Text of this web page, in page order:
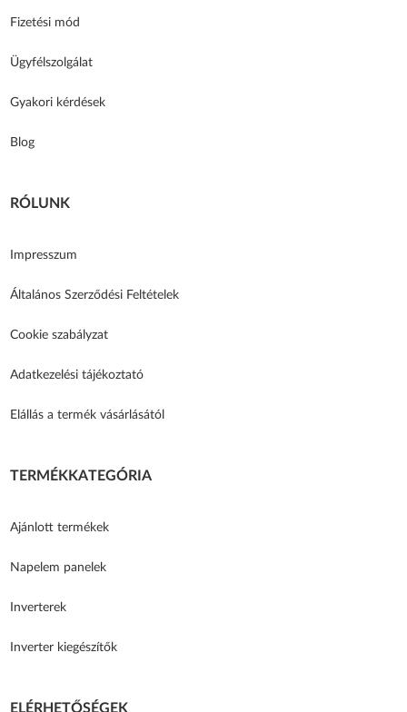
Fizetési mód
Ügyfélszolgálat
Gyakori kérdések
Blog
RÓLUNK
Impresszum
Általános Szerződési Feltételek
Cookie szabályzat
Adatkezelési tájékoztató
Elállás a termék vásárlásától
TERMÉKKATEGÓRIA
Ajánlott termékek
Napelem panelek
Inverterek
Inverter kiegészítők
ELÉRHETŐSÉGEK